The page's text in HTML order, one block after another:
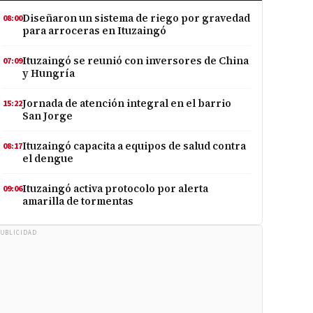
08:00Diseñaron un sistema de riego por gravedad
para arroceras en Ituzaingó
07:09Ituzaingó se reunió con inversores de China
y Hungría
15:22Jornada de atención integral en el barrio
San Jorge
08:17Ituzaingó capacita a equipos de salud contra
el dengue
09:06Ituzaingó activa protocolo por alerta
amarilla de tormentas